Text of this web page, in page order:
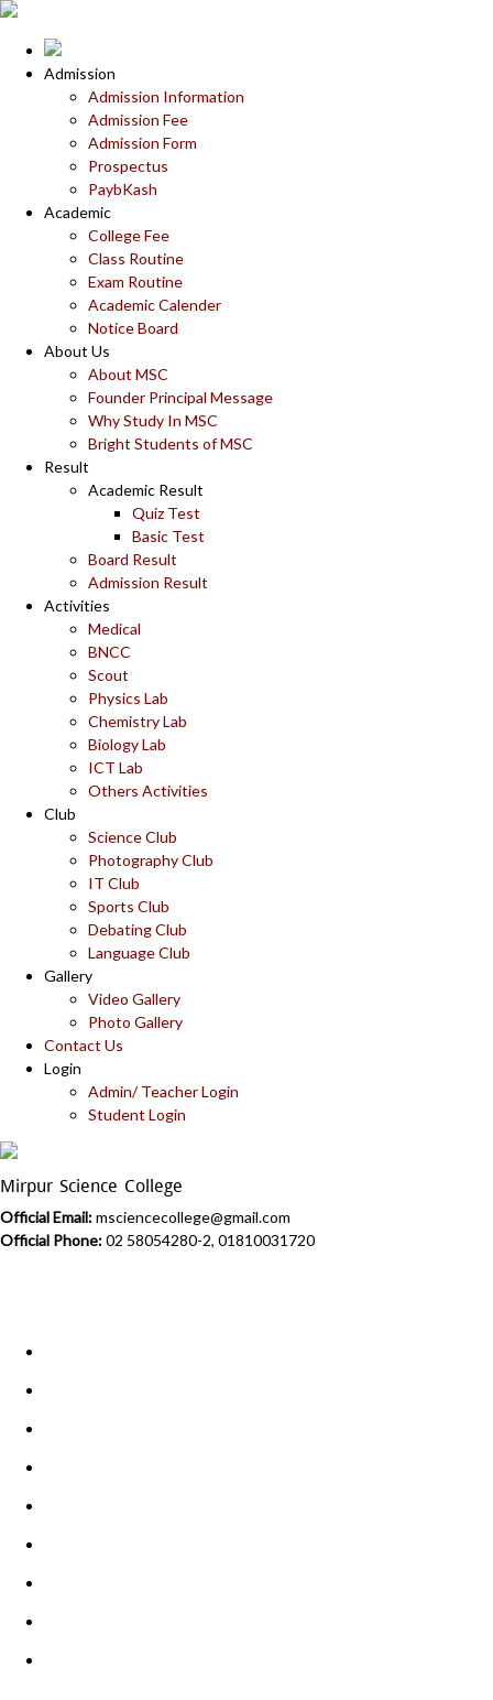
Admission
Admission Information
Admission Fee
Admission Form
Prospectus
PaybKash
Academic
College Fee
Class Routine
Exam Routine
Academic Calender
Notice Board
About Us
About MSC
Founder Principal Message
Why Study In MSC
Bright Students of MSC
Result
Academic Result
Quiz Test
Basic Test
Board Result
Admission Result
Activities
Medical
BNCC
Scout
Physics Lab
Chemistry Lab
Biology Lab
ICT Lab
Others Activities
Club
Science Club
Photography Club
IT Club
Sports Club
Debating Club
Language Club
Gallery
Video Gallery
Photo Gallery
Contact Us
Login
Admin/ Teacher Login
Student Login
Mirpur Science College
Official Email:msciencecollege@gmail.com
Official Phone:02 58054280-2, 01810031720